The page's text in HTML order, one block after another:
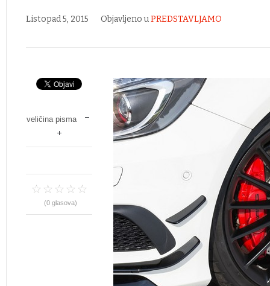
Listopad 5, 2015 Objavljeno uPREDSTAVLJAMO
veličina pisma
(0 glasova)